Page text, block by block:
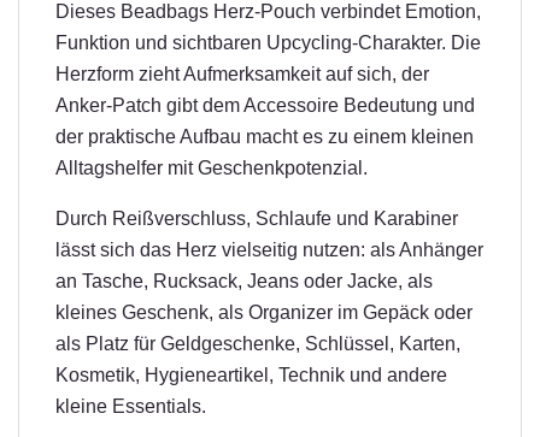
Dieses Beadbags Herz-Pouch verbindet Emotion,
Funktion und sichtbaren Upcycling-Charakter. Die
Herzform zieht Aufmerksamkeit auf sich, der
Anker-Patch gibt dem Accessoire Bedeutung und
der praktische Aufbau macht es zu einem kleinen
Alltagshelfer mit Geschenkpotenzial.
Durch Reißverschluss, Schlaufe und Karabiner
lässt sich das Herz vielseitig nutzen: als Anhänger
an Tasche, Rucksack, Jeans oder Jacke, als
kleines Geschenk, als Organizer im Gepäck oder
als Platz für Geldgeschenke, Schlüssel, Karten,
Kosmetik, Hygieneartikel, Technik und andere
kleine Essentials.